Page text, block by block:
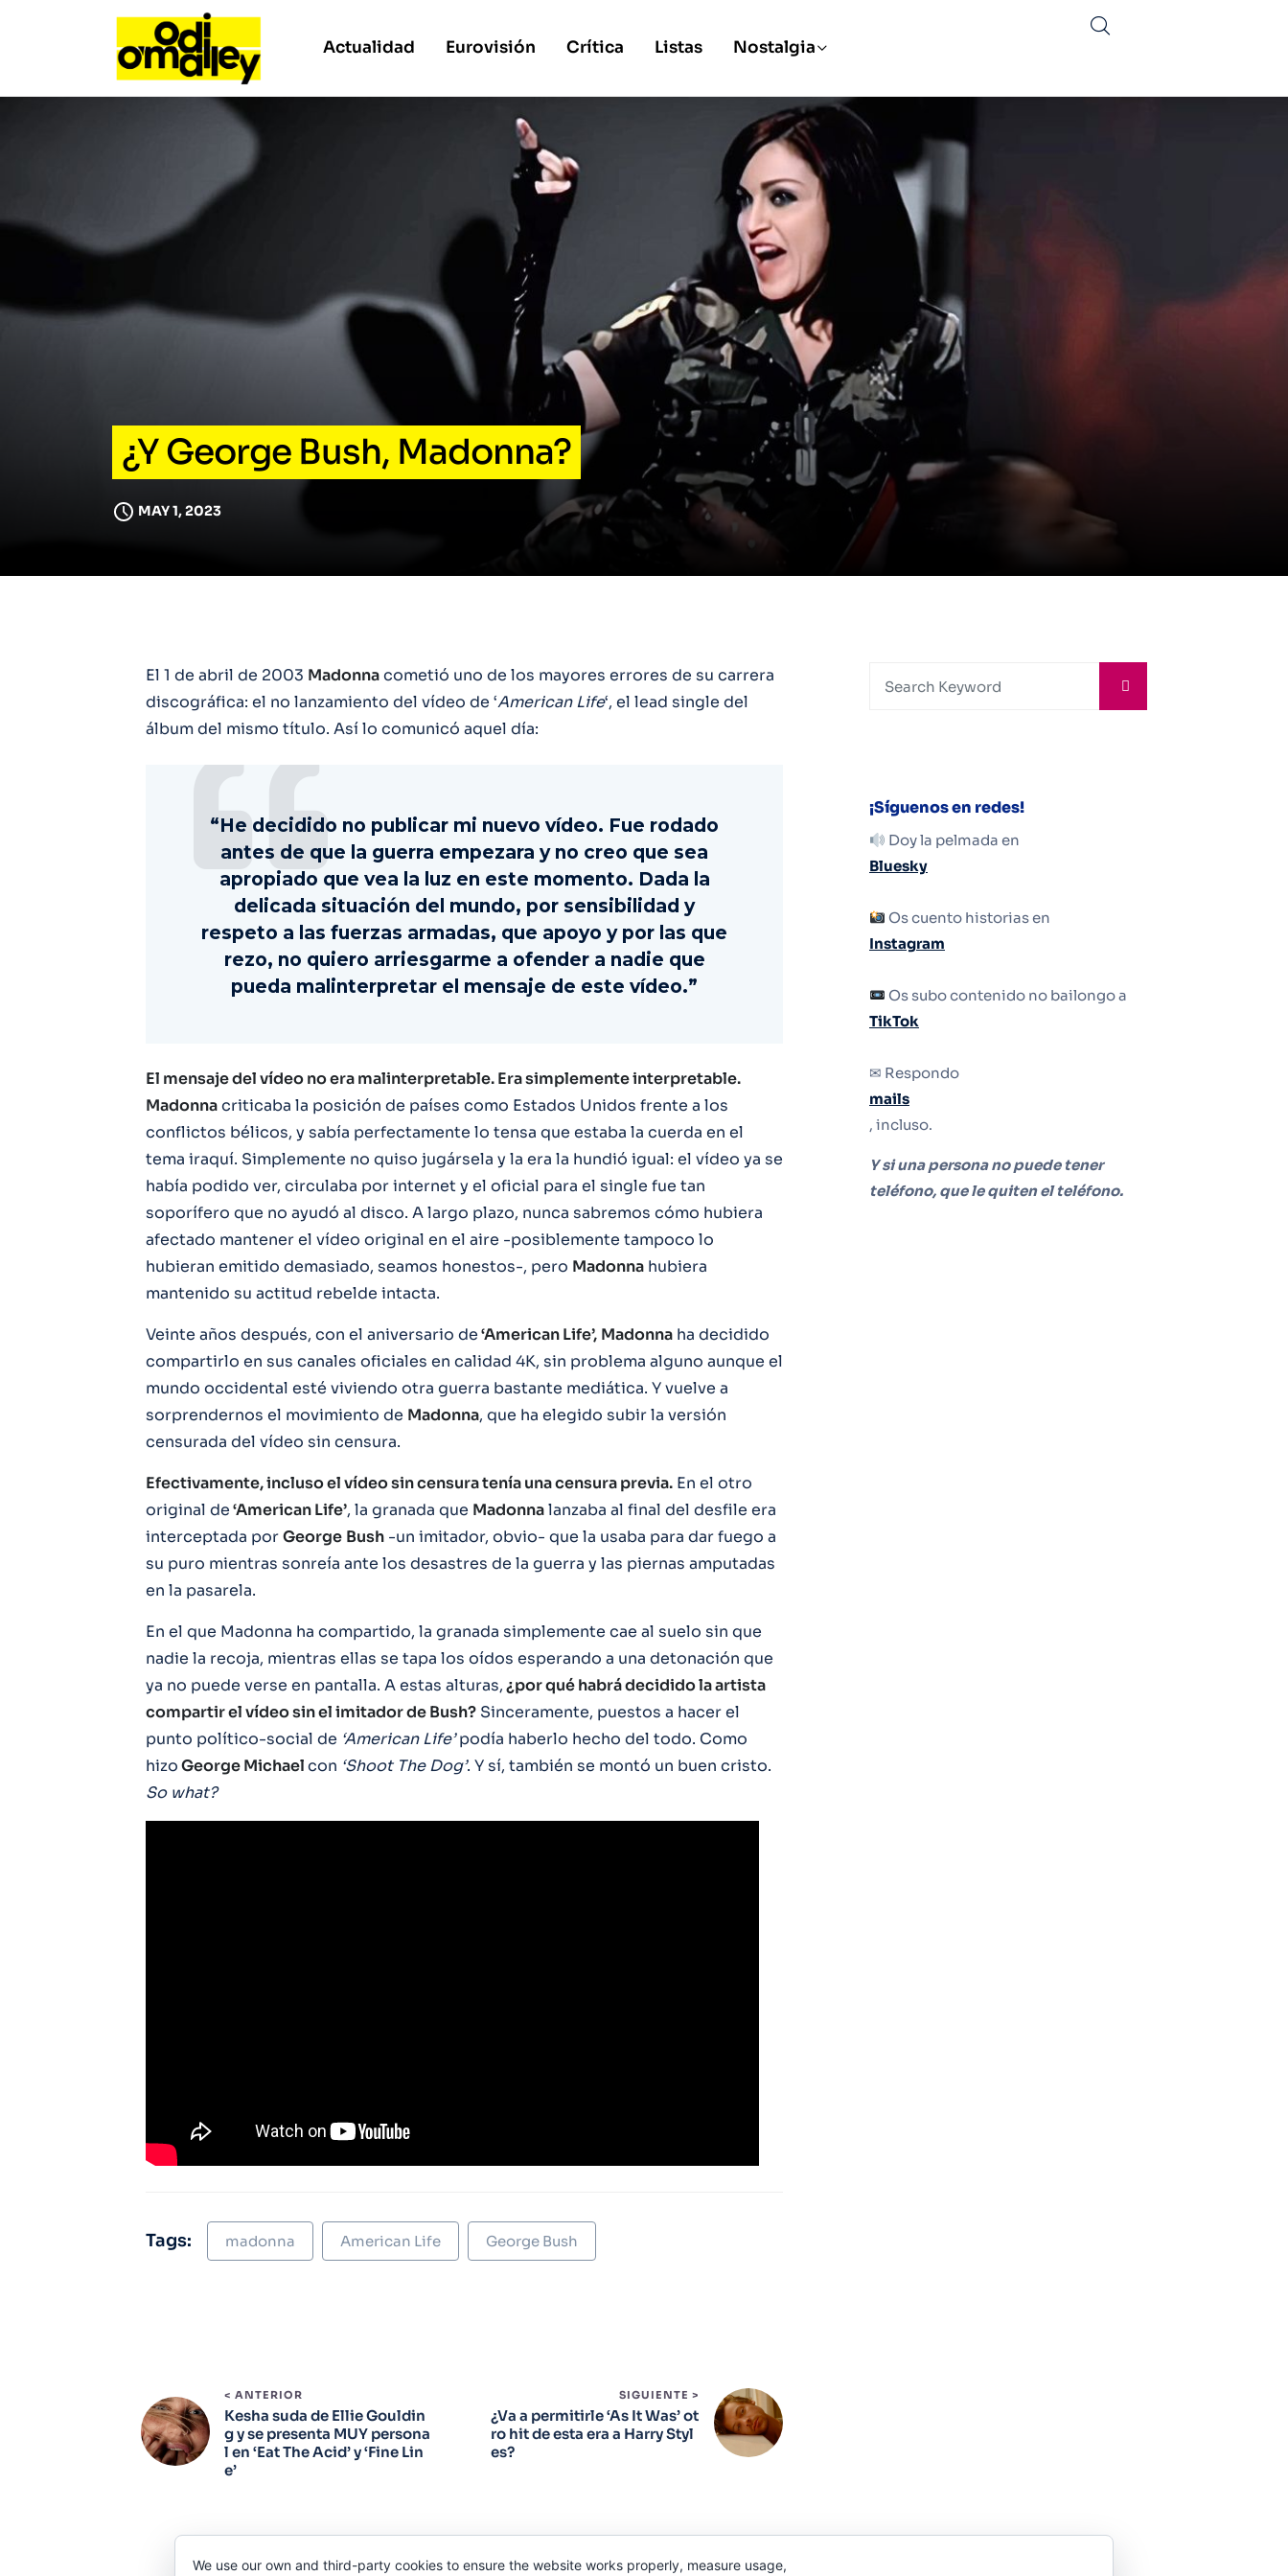
Actualidad Eurovisión Crítica Listas Nostalgia
¿Y George Bush, Madonna?
MAY 1, 2023
El 1 de abril de 2003 Madonnacometió uno de los mayores errores de su carrera
discográfica: el no lanzamiento del vídeo de ‘American Life‘, el lead single del
álbum del mismo título. Así lo comunicó aquel día:
“He decidido no publicar mi nuevo vídeo. Fue rodado
antes de que la guerra empezara y no creo que sea
apropiado que vea la luz en este momento. Dada la
delicada situación del mundo, por sensibilidad y
respeto a las fuerzas armadas, que apoyo y por las que
rezo, no quiero arriesgarme a ofender a nadie que
pueda malinterpretar el mensaje de este vídeo.”
El mensaje del vídeo no era malinterpretable. Era simplemente interpretable.
Madonnacriticaba la posición de países como Estados Unidos frente a los
conflictos bélicos, y sabía perfectamente lo tensa que estaba la cuerda en el
tema iraquí. Simplemente no quiso jugársela y la era la hundió igual: el vídeo ya se
había podido ver, circulaba por internet y el oficial para el single fue tan
soporífero que no ayudó al disco. A largo plazo, nunca sabremos cómo hubiera
afectado mantener el vídeo original en el aire -posiblemente tampoco lo
hubieran emitido demasiado, seamos honestos-, pero Madonna hubiera
mantenido su actitud rebelde intacta.
Veinte años después, con el aniversario de‘American Life’, Madonna ha decidido
compartirlo en sus canales oficiales en calidad 4K, sin problema alguno aunque el
mundo occidental esté viviendo otra guerra bastante mediática. Y vuelve a
sorprendernos el movimiento de Madonna, que ha elegido subir la versión
censurada del vídeo sin censura.
Efectivamente, incluso el vídeo sin censura tenía una censura previa. En el otro
original de‘American Life’, la granada que Madonnalanzaba al final del desfile era
interceptada porGeorge Bush -un imitador, obvio- que la usaba para dar fuego a
su puro mientras sonreía ante los desastres de la guerra y las piernas amputadas
en la pasarela.
En el que Madonna ha compartido, la granada simplemente cae al suelo sin que
nadie la recoja, mientras ellas se tapa los oídos esperando a una detonación que
ya no puede verse en pantalla. A estas alturas,¿por qué habrá decidido la artista
compartir el vídeo sin el imitador de Bush? Sinceramente, puestos a hacer el
punto político-social de ‘American Life’podía haberlo hecho del todo. Como
hizoGeorge Michaelcon ‘Shoot The Dog’. Y sí, también se montó un buen cristo.
So what?
Tags: madonna American Life George Bush
< ANTERIOR
Kesha suda de Ellie Gouldin
g y se presenta MUY persona
l en ‘Eat The Acid’ y ‘Fine Lin
e’
SIGUIENTE >
¿Va a permitirle ‘As It Was’ ot
ro hit de esta era a Harry Styl
es?
¡Síguenos en redes!
Doy la pelmada en
Bluesky
Os cuento historias en
Instagram
Os subo contenido no bailongo a
TikTok
✉ Respondo
mails
, incluso.
Y si una persona no puede tener
teléfono, que le quiten el teléfono.
We use our own and third-party cookies to ensure the website works properly, measure usage,